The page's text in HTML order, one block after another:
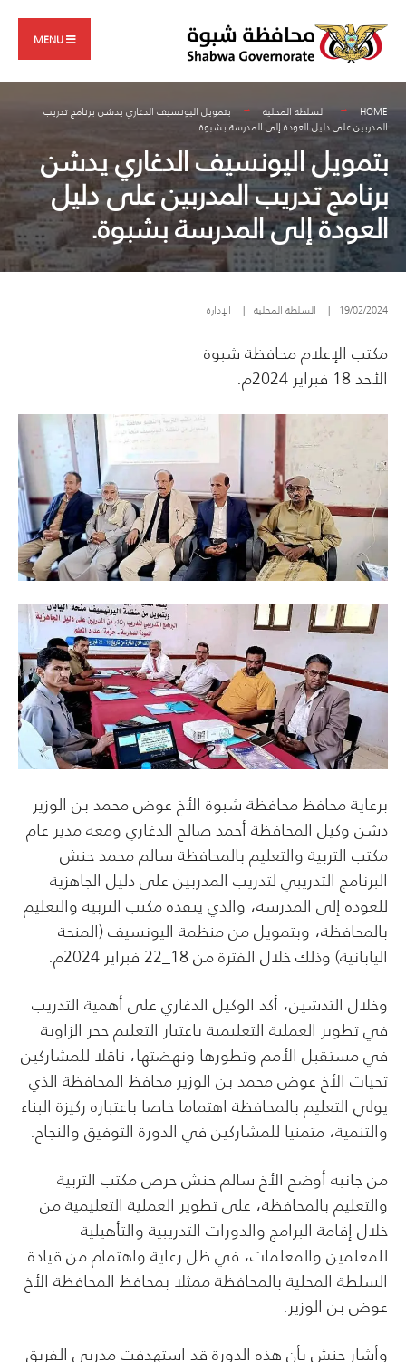
content
MENU
HOME السلطة المحلية
بتمويل اليونسيف الدغاري يدشن برنامج تدريب
المدربين على دليل العودة إلى المدرسة بشبوة.
بتمويل اليونسيف الدغاري يدشن
برنامج تدريب المدربين على دليل
العودة إلى المدرسة بشبوة.
19/02/2024
| السلطة المحلية | الإدارة
مكتب الإعلام محافظة شبوة
الأحد 18 فبراير 2024م.
برعاية محافظ محافظة شبوة الأخ عوض محمد بن الوزير
دشن وكيل المحافظة أحمد صالح الدغاري ومعه مدير عام
مكتب التربية والتعليم بالمحافظة سالم محمد حنش
البرنامج التدريبي لتدريب المدربين على دليل الجاهزية
للعودة إلى المدرسة، والذي ينفذه مكتب التربية والتعليم
بالمحافظة، وبتمويل من منظمة اليونسيف (المنحة
اليابانية) وذلك خلال الفترة من 18_22 فبراير 2024م.
وخلال التدشين، أكد الوكيل الدغاري على أهمية التدريب
في تطوير العملية التعليمية باعتبار التعليم حجر الزاوية
في مستقبل الأمم وتطورها ونهضتها، ناقلا للمشاركين
تحيات الأخ عوض محمد بن الوزير محافظ المحافظة الذي
يولي التعليم بالمحافظة اهتماما خاصا باعتباره ركيزة البناء
والتنمية، متمنيا للمشاركين في الدورة التوفيق والنجاح.
من جانبه أوضح الأخ سالم حنش حرص مكتب التربية
والتعليم بالمحافظة، على تطوير العملية التعليمية من
خلال إقامة البرامج والدورات التدريبية والتأهيلية
للمعلمين والمعلمات، في ظل رعاية واهتمام من قيادة
السلطة المحلية بالمحافظة ممثلا بمحافظ المحافظة الأخ
عوض بن الوزير.
وأشار حنش بأن هذه الدورة قد استهدفت مدربي الفريق
for: